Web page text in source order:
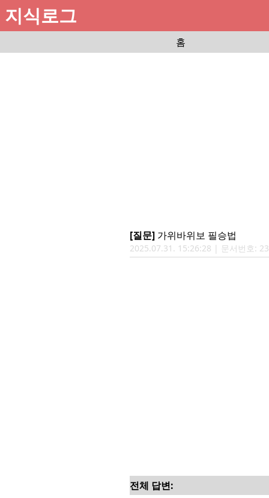
지식로그
홈
[질문] 가위바위보 필승법
2025.07.31. 15:26:28 | 문서번호:
전체 답변: